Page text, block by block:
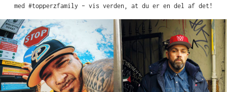
med #topperzfamily – vis verden, at du er en del af det!